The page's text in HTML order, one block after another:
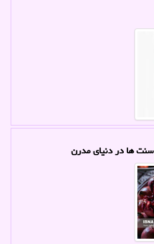
ها در دنیای مدرن